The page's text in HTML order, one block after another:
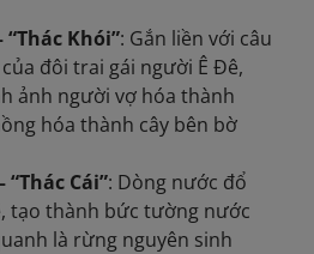
“Thác Khói”: Gắn liền với câu
đôi trai gái người Ê Đê,
ảnh người vợ hóa thành
hóa thành cây bên bờ
Cái”: Dòng nước đổ
tạo thành bức tường nước
là rừng nguyên sinh